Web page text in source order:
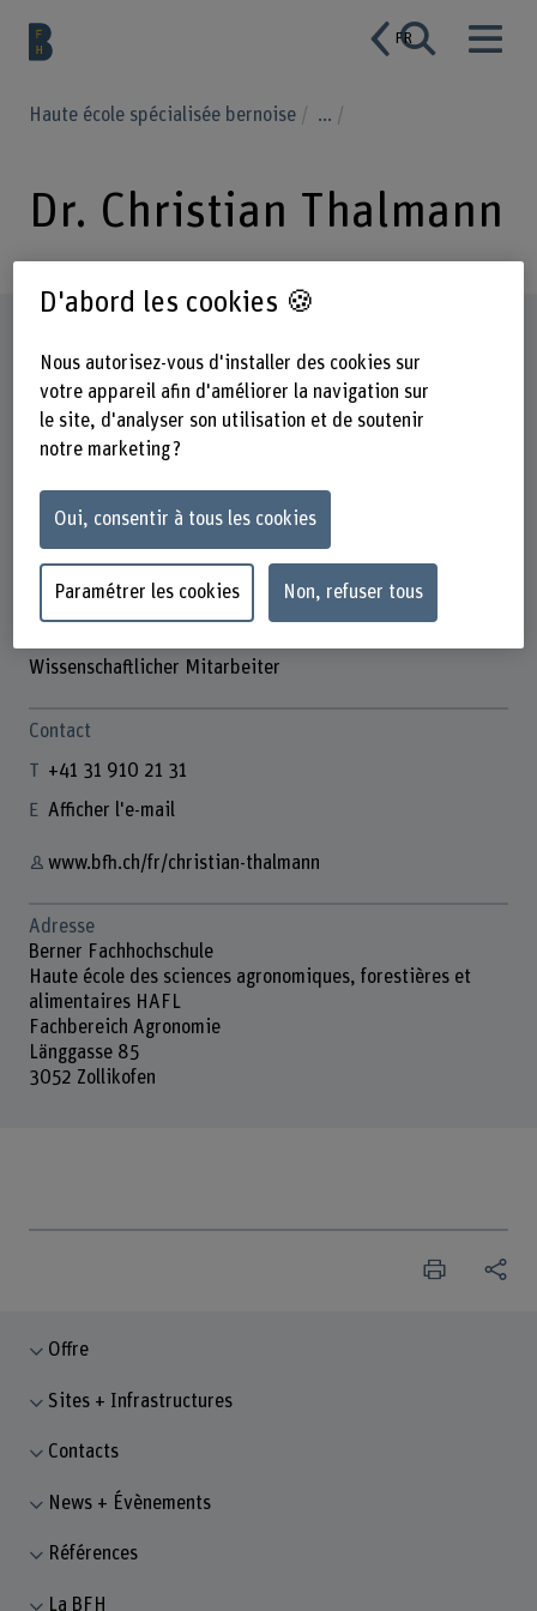
FR
Haute école spécialisée bernoise ...
Dr. Christian Thalmann
Wissenschaftlicher Mitarbeiter
Contact
+41 31 910 21 31
Afficher l'e-mail
www.bfh.ch/fr/christian-thalmann
Adresse
Berner Fachhochschule
Haute école des sciences agronomiques, forestières et
alimentaires HAFL
Fachbereich Agronomie
Länggasse 85
3052 Zollikofen
Offre
Sites + Infrastructures
Contacts
News + Évènements
Références
La BFH
D'abord les cookies 🍪
Nous autorisez-vous d'installer des cookies sur
votre appareil afin d'améliorer la navigation sur
le site, d'analyser son utilisation et de soutenir
notre marketing ?
Oui, consentir à tous les cookies
Paramétrer les cookies Non, refuser tous